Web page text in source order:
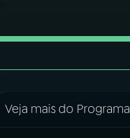
Veja mais do Programa